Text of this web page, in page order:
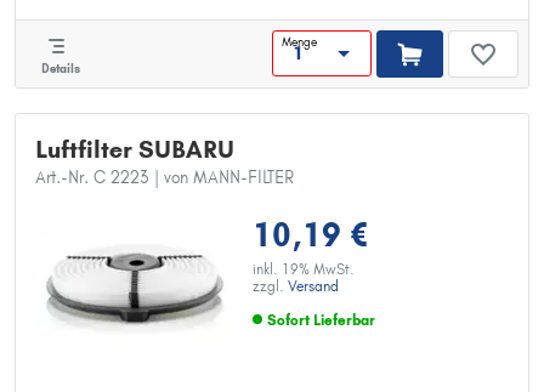
Details
Menge
Luftfilter SUBARU
Art.-Nr. C 2223 | von MANN-FILTER
10,19 €
inkl. 19% MwSt.
zzgl. Versand
Sofort Lieferbar